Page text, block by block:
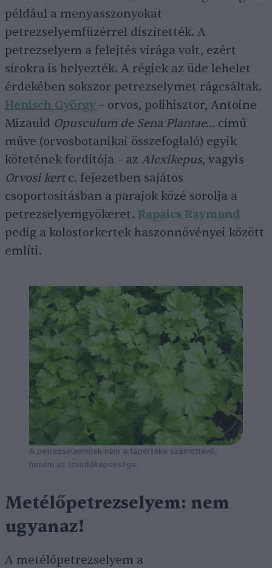
például a menyasszonyokat
petrezselyemfüzérrel díszítették. A
petrezselyem a felejtés virága volt, ezért
sírokra is helyezték. A régiek az üde lehelet
érdekében sokszor petrezselymet rágcsáltak.
Henisch György – orvos, polihisztor, Antoine
Mizauld Opusculum de Sena Plantae… című
műve (orvosbotanikai összefoglaló) egyik
kötetének fordítója – az Alexikepus, vagyis
Orvosi kertc. fejezetben sajátos
csoportosításban a parajok közé sorolja a
petrezselyemgyökeret. Rapaics Raymund
pedig a kolostorkertek haszonnövényei között
említi.
A petrezselyemnek nem a tápértéke számottevő,
hanem az ízesítőképessége.
Metélőpetrezselyem: nem
ugyanaz!
A metélőpetrezselyem a